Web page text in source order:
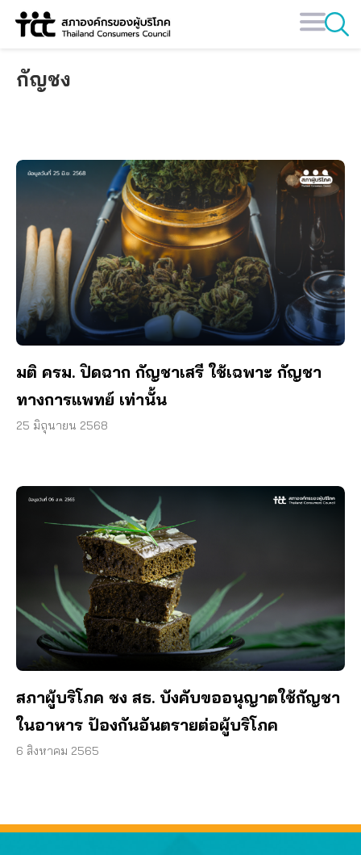
Skip
กัญชง
มติ ครม. ปิดฉาก กัญชาเสรี ใช้เฉพาะ กัญชา
ทางการแพทย์ เท่านั้น
25 มิถุนายน 2568
สภาผู้บริโภค ชง สธ. บังคับขออนุญาตใช้กัญชา
ในอาหาร ป้องกันอันตรายต่อผู้บริโภค
6 สิงหาคม 2565